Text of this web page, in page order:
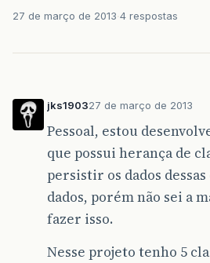
27 de março de 2013 4 respostas
jks190327 de março de 2013
Pessoal, estou
que possui herança de
persistir os dados
dados, porém não sei a
fazer isso.
Nesse projeto tenho 5